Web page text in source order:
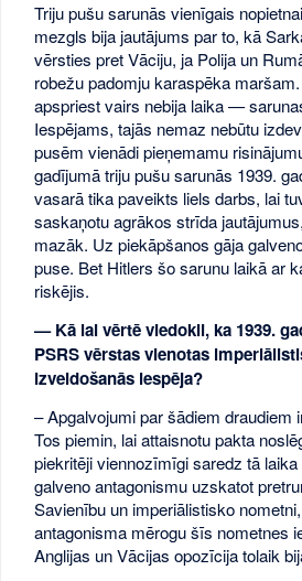
Triju pušu sarunās vienīgais
mezgls bija jautājums par to, kā
vērsties pret Vāciju, ja Polija un
robežu padomju karaspēka
apspriest vairs nebija laika —
Iespējams, tajās nemaz nebūtu
pusēm vienādi pieņemamu
gadījumā triju pušu sarunās 1939.
vasarā tika paveikts liels darbs, lai
saskaņotu agrākos strīda
mazāk. Uz piekāpšanos gāja
puse. Bet Hitlers šo sarunu laikā ar
riskējis.
— Kā lai vērtē viedokli, ka 1939.
PSRS vērstas vienotas
izveidošanās iespēja?
– Apgalvojumi par šādiem draudiem
Tos piemin, lai attaisnotu pakta
piekritēji viennozīmīgi saredz tā
galveno antagonismu uzskatot
Savienību un imperiālistisko
antagonisma mērogu šīs nometnes
Anglijas un Vācijas opozīcija tolaik